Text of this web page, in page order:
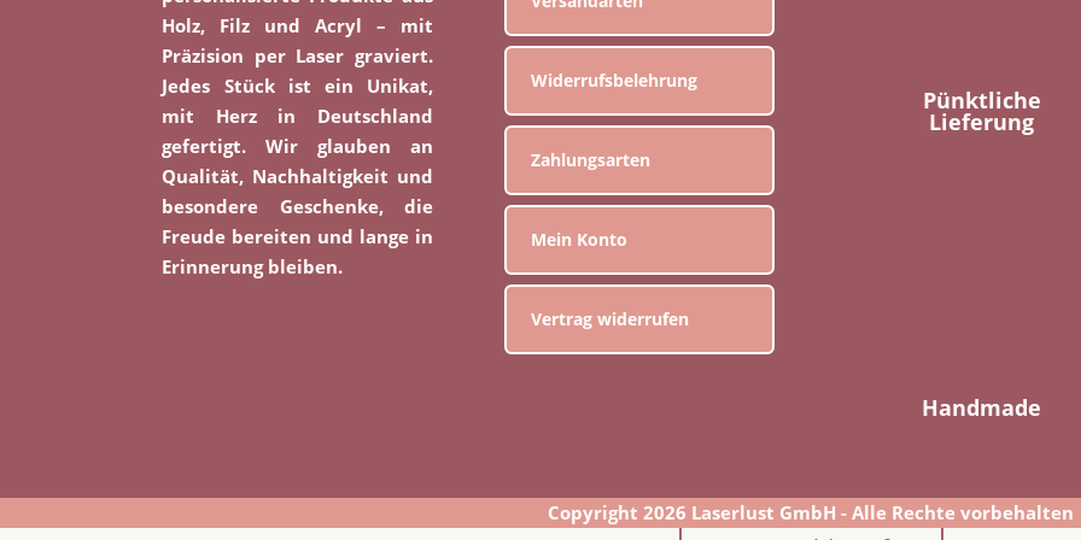
Holz, Filz und Acryl – mit
Präzision per Laser graviert.
Jedes Stück ist ein Unikat,
mit Herz in Deutschland
gefertigt. Wir glauben an
Qualität, Nachhaltigkeit und
besondere Geschenke, die
Freude bereiten und lange in
Erinnerung bleiben.
Widerrufsbelehrung
Zahlungsarten
Mein Konto
Vertrag widerrufen
Pünktliche
Lieferung
Handmade
Copyright 2026 Laserlust GmbH - Alle Rechte vorbehalten